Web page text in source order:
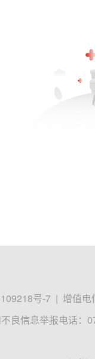
号-7 | 增值电
良信息举报电话：